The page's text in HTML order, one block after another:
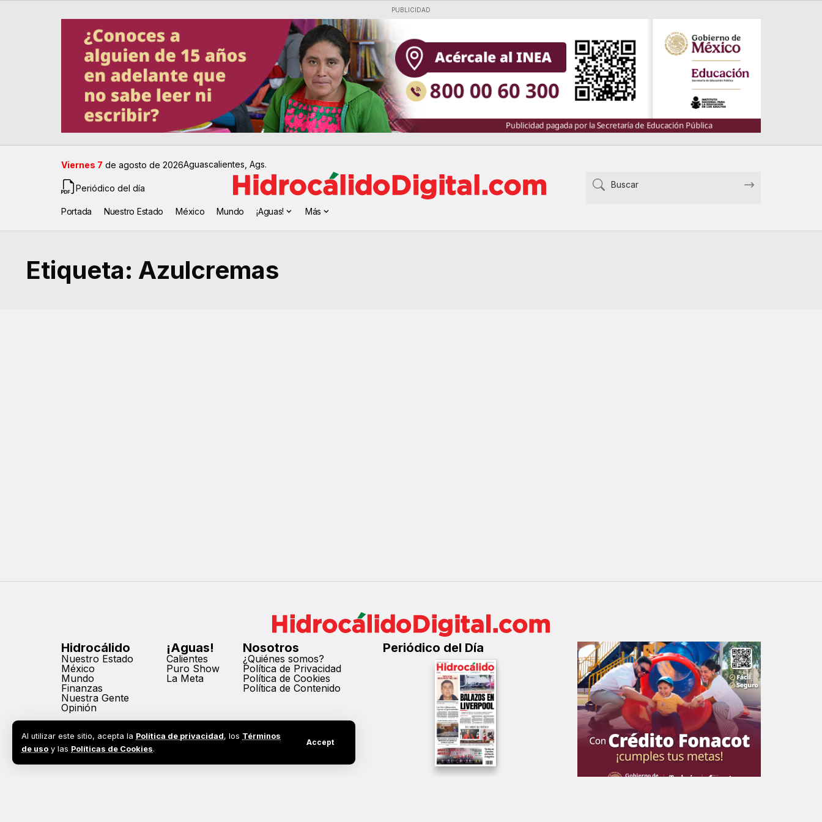
Al utilizar este sitio, acepta la Política de privacidad, los Términos
de uso y las Políticas de Cookies.
Accept
PUBLICIDAD
Viernes 7 de agosto de 2026Aguascalientes, Ags.
Periódico del día
Portada Nuestro Estado México Mundo ¡Aguas! Más
Etiqueta: Azulcremas
Hidrocálido
Nuestro Estado
México
Mundo
Finanzas
Nuestra Gente
Opinión
¡Aguas!
Calientes
Puro Show
La Meta
Nosotros
¿Quiénes somos?
Política de Privacidad
Política de Cookies
Política de Contenido
Periódico del Día